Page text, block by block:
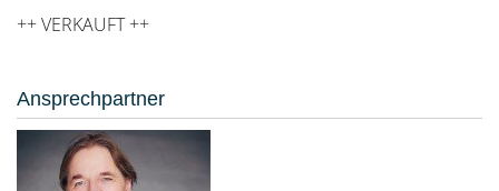
++ VERKAUFT ++
Ansprechpartner